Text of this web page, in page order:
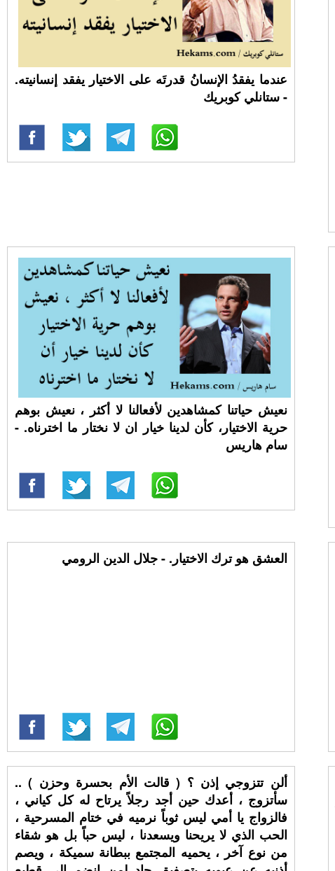
عندما يفقدُ الإنسانُ قدرتَه على الاختيار يفقد إنسانيته.
- ستانلي كوبريك
نعيش حياتنا كمشاهدين لأفعالنا لا أكثر ، نعيش بوهم
حرية الاختيار، كأن لدينا خيار ان لا نختار ما اخترناه. -
سام هاريس
العشق هو ترك الاختيار. - جلال الدين الرومي
ألن تتزوجي إذن ؟ ( قالت الأم بحسرة وحزن ) ..
سأتزوج ، أعدك حين أجد رجلاً يرتاح له كل كياني ،
فالزواج يا أمي ليس ثوباً نرميه في ختام المسرحية ،
الحب الذي لا يريحنا ويسعدنا ، ليس حباً بل هو شقاء
من نوع آخر ، يحميه المجتمع ببطانة سميكة ، ويصم